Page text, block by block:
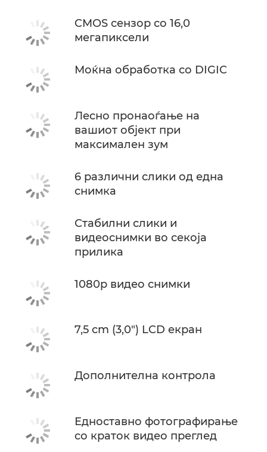
CMOS сензор со 16,0
мегапиксели
Моќна обработка со DIGIC
Лесно пронаоѓање на
вашиот објект при
максимален зум
6 различни слики од една
снимка
Стабилни слики и
видеоснимки во секоја
прилика
1080p видео снимки
7,5 cm (3,0") LCD екран
Дополнителна контрола
Едноставно фотографирање
со краток видео преглед